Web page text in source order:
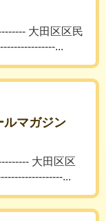
大田区区民
...
マガジン
大田区区
...